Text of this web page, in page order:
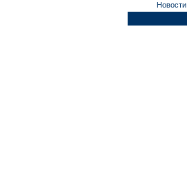
Новости